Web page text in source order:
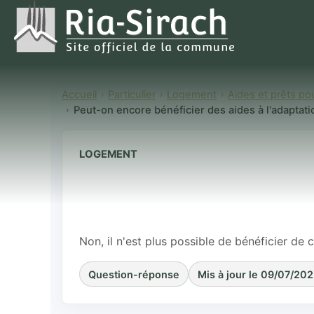
Accueil Particulier Logement
Aides et prêts
Peut-on encore bénéficier des aides à
LOGEMENT
Peut-on
l'adaptation
Non, il n'est plus possible de bénéficier de
Question-réponse Mis à jour le 09/07/